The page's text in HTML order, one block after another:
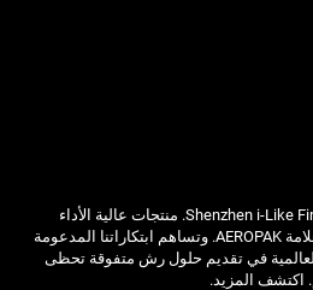
توفر شركة Shenzhen i-Like Fine Chemical Co., Ltd. منتجات عالية الأداء
للعناية بالسيارات والمنزل تحت علامة AEROPAK. وتساهم ابتكاراتنا المدعومة
في تقديم حلول رش متفوقة تحظى
اكتشف المزيد.